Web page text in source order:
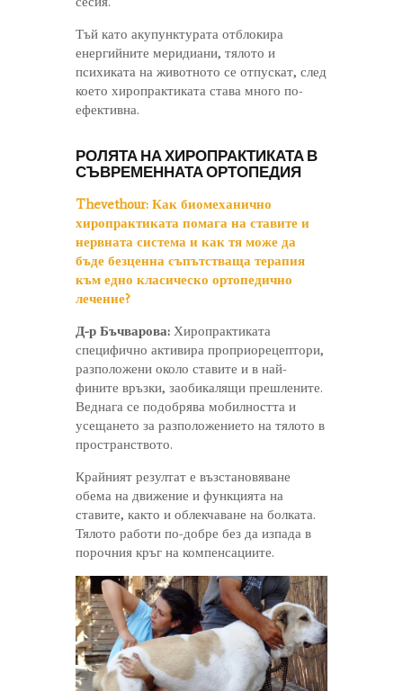
Тъй като акупунктурата отблокира
енергийните меридиани, тялото и
психиката на животното се отпускат, след
което хиропрактиката става много по-
ефективна.
РОЛЯТА НА ХИРОПРАКТИКАТА В
СЪВРЕМЕННАТА ОРТОПЕДИЯ
Thevethour: Как биомеханично
хиропрактиката помага на ставите и
нервната система и как тя може да
бъде безценна съпътстваща терапия
към едно класическо ортопедично
лечение?
Д-р Бъчварова: Хиропрактиката
специфично активира проприорецептори,
разположени около ставите и в най-
фините връзки, заобикалящи прешлените.
Веднага се подобрява мобилността и
усещането за разположението на тялото в
пространството.
Крайният резултат е възстановяване
обема на движение и функцията на
ставите, както и облекчаване на болката.
Тялото работи по-добре без да изпада в
порочния кръг на компенсациите.